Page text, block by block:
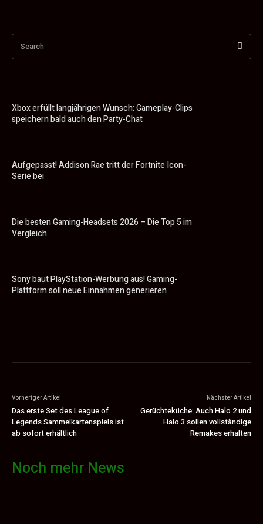
Search
Xbox erfüllt langjährigen Wunsch: Gameplay-Clips
speichern bald auch den Party-Chat
Aufgepasst! Addison Rae tritt der Fortnite Icon-
Serie bei
Die besten Gaming-Headsets 2026 – Die Top 5 im
Vergleich
Sony baut PlayStation-Werbung aus! Gaming-
Plattform soll neue Einnahmen generieren
Vorheriger Artikel
Das erste Set des League of
Legends Sammelkartenspiels ist
ab sofort erhältlich
Nächster Artikel
Gerüchteküche: Auch Halo 2 und
Halo 3 sollen vollständige
Remakes erhalten
Noch mehr News